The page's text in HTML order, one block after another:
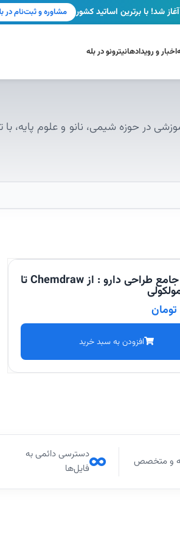
اخبار و رویدادهانیترونو در بله
در حوزه شیمی، نانو و علوم پایه،
ورکشاپ جامع طراحی دارو : از Chemdraw تا
تومان
افزودن به سبد خرید
و متخصص
دسترسی دائمی به
فایل‌ها
شد! با برترین اساتید کشور مشاوره و ثبت‌نام در